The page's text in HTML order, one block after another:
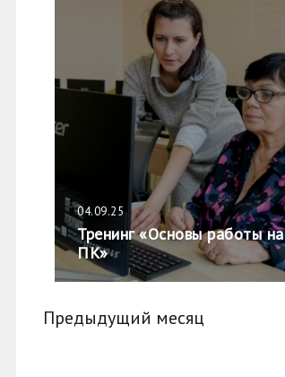
04.09.25
Тренинг «Основы работы на
ПК»
Предыдущий месяц